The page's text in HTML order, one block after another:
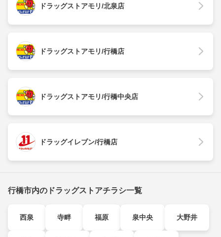
ドラッグストアモリ/北泉店
ドラッグストアモリ/行橋店
ドラッグストアモリ/行橋中央店
ドラッグイレブン/行橋店
行橋市内のドラッグストアチラシ一覧
西泉 寺畔 福原 泉中央 大野井